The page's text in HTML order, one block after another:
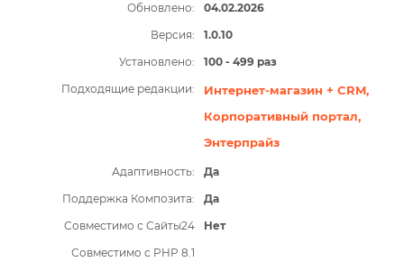
Обновлено:
04.02.2026
Версия:
1.0.10
Установлено:
100 - 499 раз
Подходящие редакции:
Интернет-магазин + CRM,
Корпоративный портал,
Энтерпрайз
Адаптивность:
Да
Поддержка Композита:
Да
Совместимо с Сайты24
Нет
Совместимо с PHP 8.1